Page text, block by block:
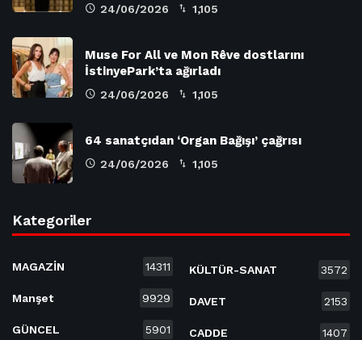
24/06/2026 1,105
Muse For All ve Mon Rêve dostlarını
İstinyePark’ta ağırladı
24/06/2026 1,105
64 sanatçıdan ‘Organ Bağışı’ çağrısı
24/06/2026 1,105
Kategoriler
MAGAZİN 14311
Manşet 9929
GÜNCEL 5901
KÜLTÜR-SANAT 3572
DAVET 2153
CADDE 1407